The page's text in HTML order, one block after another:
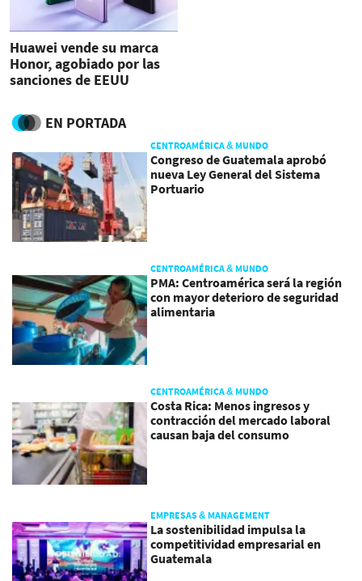
Huawei vende su marca
Honor, agobiado por las
sanciones de EEUU
EN PORTADA
CENTROAMÉRICA & MUNDO
Congreso de Guatemala aprobó
nueva Ley General del Sistema
Portuario
CENTROAMÉRICA & MUNDO
PMA: Centroamérica será la región
con mayor deterioro de seguridad
alimentaria
CENTROAMÉRICA & MUNDO
Costa Rica: Menos ingresos y
contracción del mercado laboral
causan baja del consumo
EMPRESAS & MANAGEMENT
La sostenibilidad impulsa la
competitividad empresarial en
Guatemala